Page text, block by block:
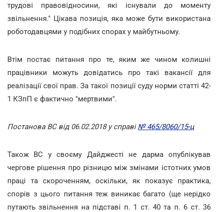
трудові правовідносини, які існували до моменту
звільнення." Цікава позиція, яка може бути використана
роботодавцями у подібних спорах у майбутньому.
Втім постає питання про те, яким же чином колишні
працівники можуть довідатись про такі вакансії для
реалізації свої прав. За такої позиції суду норми статті 42-
1 КЗпП є фактично "мертвими".
Постанова ВС від 06.02.2018 у справі № 465/8060/15-ц
Також ВС у своєму Дайджесті не дарма опублікував
чергове рішення про різницю між змінами істотних умов
праці та скороченням, оскільки, як показує практика,
спорів з цього питання теж виникає багато (ще нерідко
путають звільнення на підставі п. 1 ст. 40 та п. 6 ст. 36